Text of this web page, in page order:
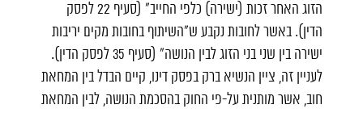
הזוג האחר זכות (ישירה) כלפי החייב" (סעיף 22 לפסק
הדין). באשר לחובות נקבע ש"השיתוף בחובות מקים יריבות
ישירה בין שני בני הזוג לבין הנושה" (סעיף 35 לפסק הדין).
לעניין זה, ציין הנשיא ברק בפסק דינו, קיים הבדל בין המחאת
חוב, אשר מותנית על-פי החוק בהסכמת הנושה, לבין המחאת